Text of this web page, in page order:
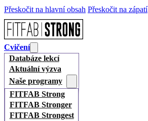
Přeskočit na hlavní obsah Přeskočit na zápatí
Cvičení
Databáze lekcí
Aktuální výzva
Naše programy
FITFAB Strong
FITFAB Stronger
FITFAB Strongest